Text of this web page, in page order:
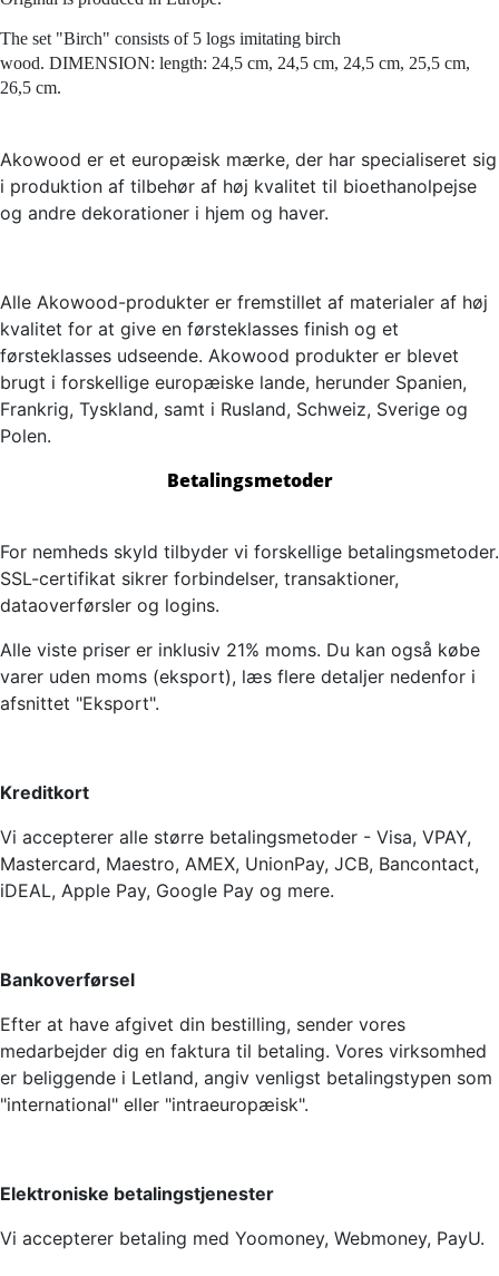
The set "Birch" consists of 5 logs imitating birch
wood. DIMENSION: length: 24,5 cm, 24,5 cm, 24,5 cm, 25,5 cm,
26,5 cm.
Akowood er et europæisk mærke, der har specialiseret sig
i produktion af tilbehør af høj kvalitet til bioethanolpejse
og andre dekorationer i hjem og haver.
Alle Akowood-produkter er fremstillet af materialer af høj
kvalitet for at give en førsteklasses finish og et
førsteklasses udseende. Akowood produkter er blevet
brugt i forskellige europæiske lande, herunder Spanien,
Frankrig, Tyskland, samt i Rusland, Schweiz, Sverige og
Polen.
Betalingsmetoder
For nemheds skyld tilbyder vi forskellige betalingsmetoder.
SSL-certifikat sikrer forbindelser, transaktioner,
dataoverførsler og logins.
Alle viste priser er inklusiv 21% moms. Du kan også købe
varer uden moms (eksport), læs flere detaljer nedenfor i
afsnittet "Eksport".
Kreditkort
Vi accepterer alle større betalingsmetoder - Visa, VPAY,
Mastercard, Maestro, AMEX, UnionPay, JCB, Bancontact,
iDEAL, Apple Pay, Google Pay og mere.
Bankoverførsel
Efter at have afgivet din bestilling, sender vores
medarbejder dig en faktura til betaling. Vores virksomhed
er beliggende i Letland, angiv venligst betalingstypen som
"international" eller "intraeuropæisk".
Elektroniske betalingstjenester
Vi accepterer betaling med Yoomoney, Webmoney, PayU.